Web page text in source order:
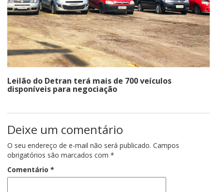
Leilão do Detran terá mais de 700 veículos
disponíveis para negociação
Deixe um comentário
O seu endereço de e-mail não será publicado. Campos
obrigatórios são marcados com *
Comentário *